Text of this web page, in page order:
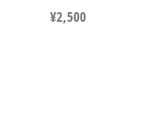
¥2,500